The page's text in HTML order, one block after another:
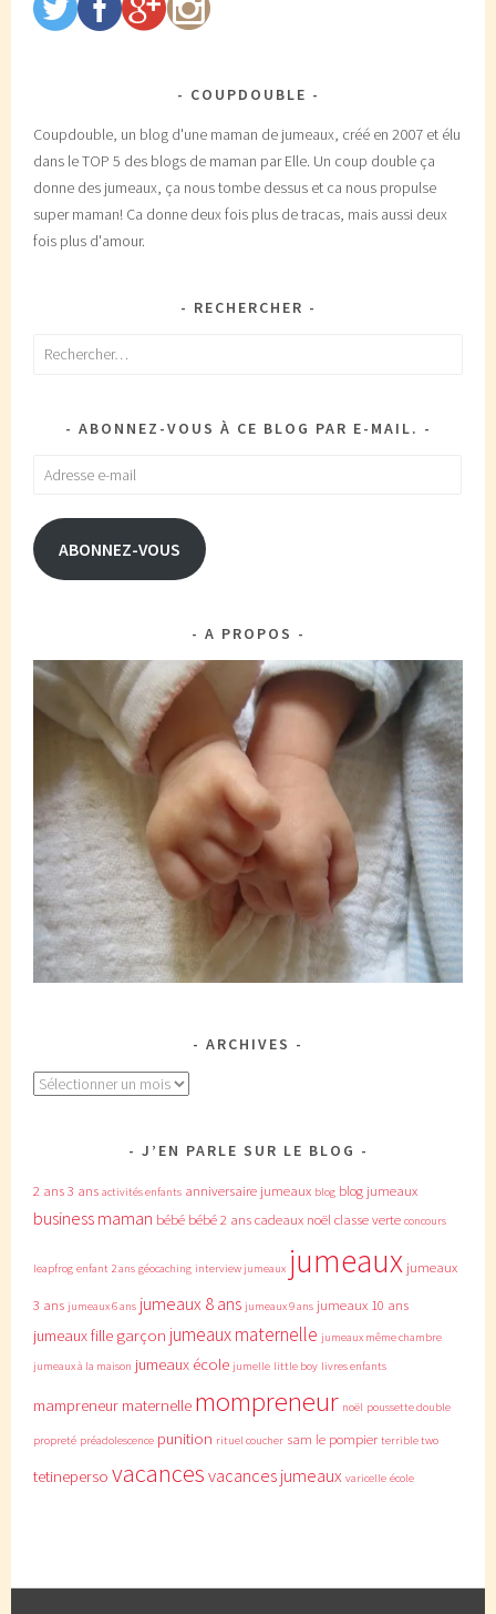
COUPDOUBLE
Coupdouble, un blog d'une maman de jumeaux, créé en 2007 et élu
dans le TOP 5 des blogs de maman par Elle. Un coup double ça
donne des jumeaux, ça nous tombe dessus et ca nous propulse
super maman! Ca donne deux fois plus de tracas, mais aussi deux
fois plus d'amour.
RECHERCHER
Rechercher :
ABONNEZ-VOUS À CE BLOG PAR E-MAIL.
Adresse
mail
ABONNEZ-VOUS
A PROPOS
ARCHIVES
Archives
J’EN PARLE SUR LE BLOG
2 ans3 ans activités enfants anniversaire jumeaux blog blog jumeaux
business maman bébé bébé 2 anscadeaux noëlclasse verte concours
leapfrog enfant 2 ans géocaching interview jumeaux jumeaux jumeaux
3 ans jumeaux 6 ans jumeaux 8 ans jumeaux 9 ans jumeaux 10 ans
jumeaux fille garçon jumeaux maternelle jumeaux même chambre
jumeaux à la maison jumeaux école jumelle little boy livres enfants
mampreneur maternelle mompreneur noël poussette double
propreté préadolescence punition rituel coucher sam le pompier terrible two
tetineperso vacances vacances jumeaux varicelle école